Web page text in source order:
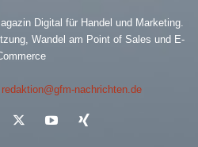
Digital für Handel und Marketing.
Wandel am Point of Sales und E-
redaktion@gfm-nachrichten.de